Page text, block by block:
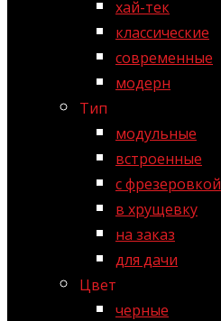
хай-тек
классические
современные
модерн
Тип
модульные
встроенные
с фрезеровкой
в хрущевку
на заказ
для дачи
Цвет
черные